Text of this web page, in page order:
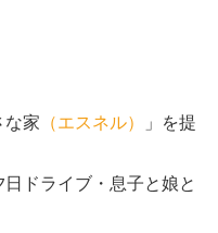
な家 （エスネル）
」を提
ドライブ・息子と娘と